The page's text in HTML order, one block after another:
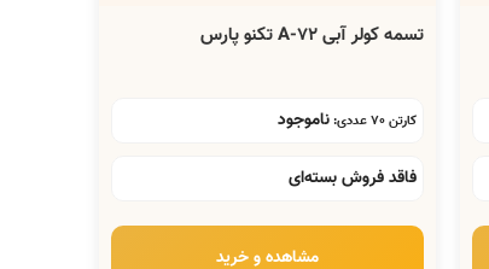
تسمه کولر آبی A-72 تکنو پارس
کارتن 70 عددی: ناموجود
فاقد فروش بسته‌ای
مشاهده و خرید